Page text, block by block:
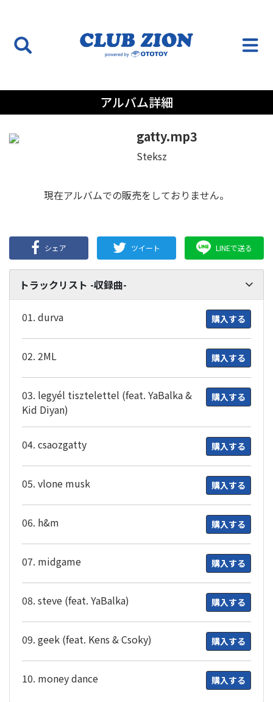
アルバム詳細
gatty.mp3
Steksz
現在アルバムでの販売をしておりません。
シェア ツイート LINEで送る
トラックリスト -収録曲-
01. durva 購入する
02. 2ML 購入する
03. legyél tisztelettel (feat. YaBalka &
Kid Diyan)
購入する
04. csaozgatty 購入する
05. vlone musk 購入する
06. h&m 購入する
07. midgame 購入する
08. steve (feat. YaBalka) 購入する
09. geek (feat. Kens & Csoky) 購入する
10. money dance 購入する